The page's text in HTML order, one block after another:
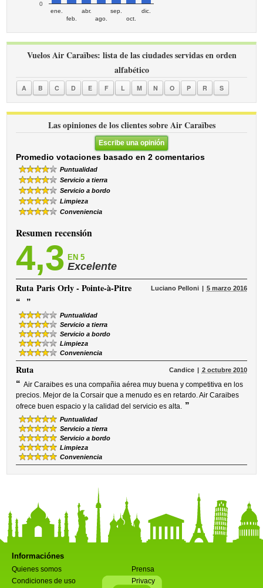
ene.
feb.
abr.
ago.
sep.
oct.
dic.
0
Vuelos Air Caraïbes: lista de las ciudades servidas en orden
alfabético
A B C D E F L M N O P R S
Las opiniones de los clientes sobre Air Caraïbes
Escribe una opinión
Promedio votaciones basado en 2 comentarios
Puntualidad
Servicio a tierra
Servicio a bordo
Limpieza
Conveniencia
Resumen recensión
4,3 EN 5
Excelente
RutaParis Orly - Pointe-à-Pitre Luciano Pelloni 5 marzo 2016
“ ”
Puntualidad
Servicio a tierra
Servicio a bordo
Limpieza
Conveniencia
Ruta Candice 2 octubre 2010
“ Air Caraibes es una compañia aérea muy buena y competitiva en los
precios. Mejor de la Corsair que a menudo es en retardo. Air Caraibes
ofrece buen espacio y la calidad del servicio es alta. ”
Puntualidad
Servicio a tierra
Servicio a bordo
Limpieza
Conveniencia
Informaciónes
Quienes somos
Prensa
Condiciones de uso
Privacy